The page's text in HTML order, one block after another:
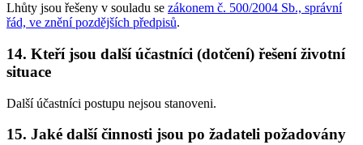
Lhůty jsou řešeny v souladu se zákonem č. 500/2004 Sb., správní
řád, ve znění pozdějších předpisů.
14. Kteří jsou další účastníci (dotčení) řešení životní
situace
Další účastníci postupu nejsou stanoveni.
15. Jaké další činnosti jsou po žadateli požadovány